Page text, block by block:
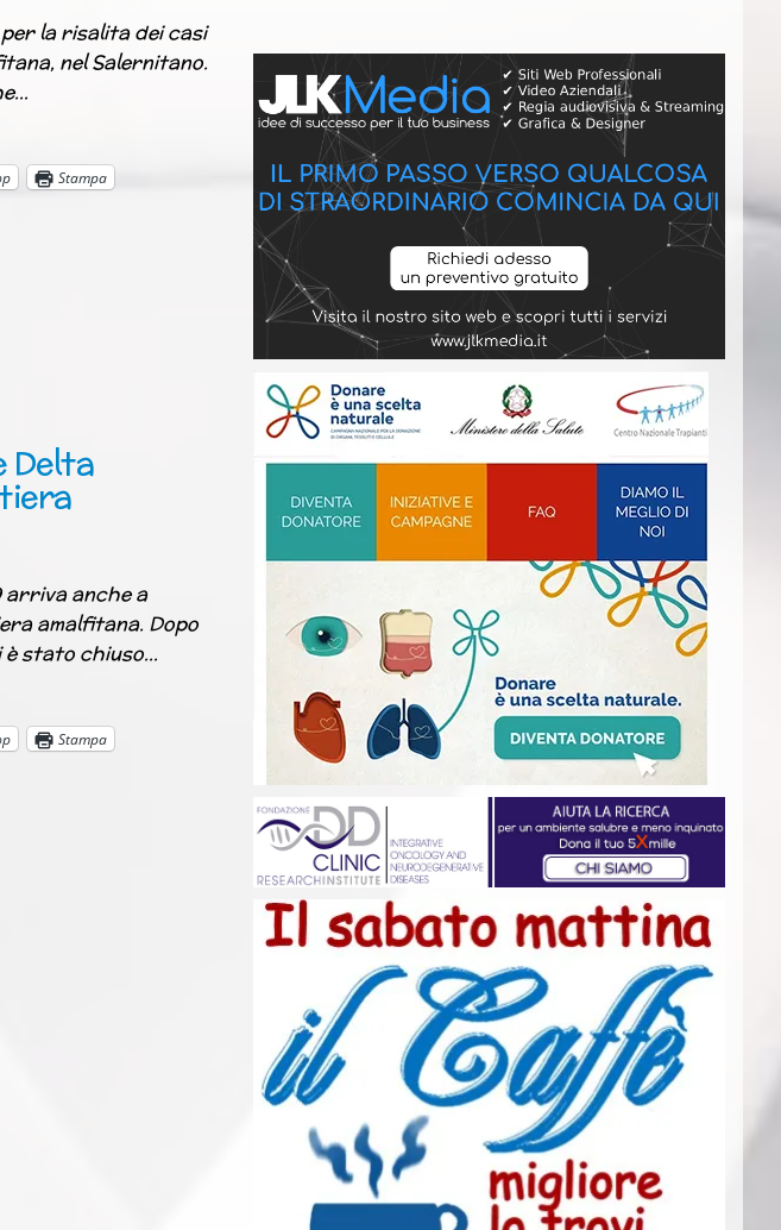
la risalita dei casi
nel Salernitano.
Stampa
Delta
arriva anche a
amalfitana. Dopo
è stato chiuso…
Stampa